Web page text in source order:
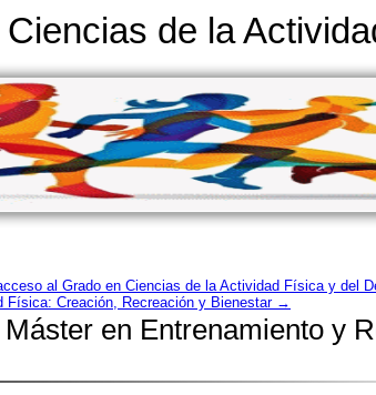
de la
al Grado en Ciencias de la Actividad Física y del
Física: Creación, Recreación y Bienestar →
en Entrenamiento y